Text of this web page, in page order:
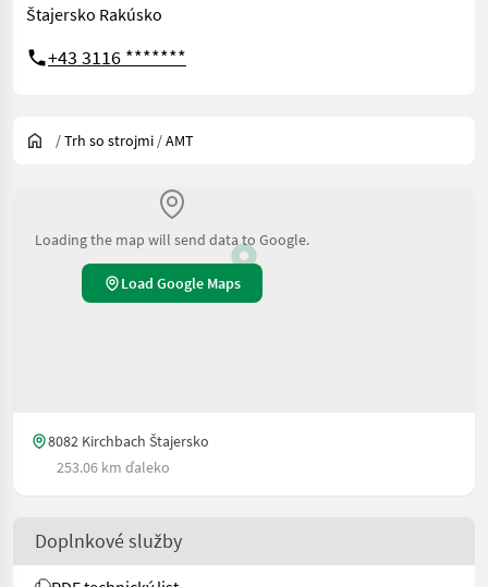
Štajersko Rakúsko
+43 3116 *******
/Trh so strojmi /AMT
Loading the map will send data to Google.
Load Google Maps
8082 Kirchbach Štajersko
253.06 km ďaleko
Doplnkové služby